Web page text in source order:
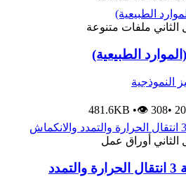
الثاني ملفات متنوعة
الطبيعية)
النموذجية
•
481.6KB •👁 308
الثاني أوراق عمل
إجابة أوراق عمل تدريبية 3 انتقال الحرارة والتمدد